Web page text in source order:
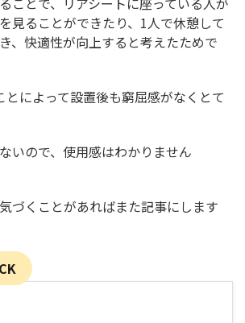
見ることができたり、1人で休憩して
、快適性が向上すると考えたためで
とによって設置後も窮屈感がなくとて
いので、使用感はわかりません
づくことがあればまた記事にします